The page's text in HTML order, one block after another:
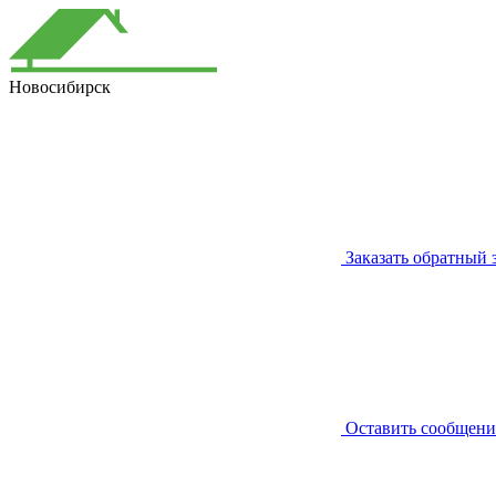
Новосибирск
Заказать обратный
Оставить